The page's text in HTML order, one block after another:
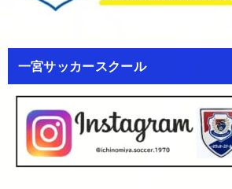
一宮サッカースクール